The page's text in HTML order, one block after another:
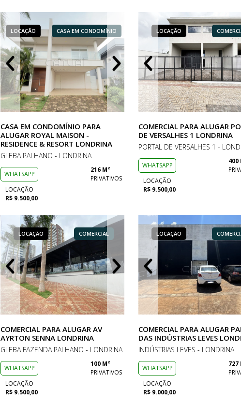
LOCAÇÃO CASA EM CONDOMÍNIO LOCAÇÃO CASA EM
CASA EM CONDOMÍNIO PARA
ALUGAR ROYAL MAISON -
RESIDENCE & RESORT LONDRINA
GLEBA PALHANO - LONDRINA
WHATSAPP
216 M²
PRIVATIVOS
LOCAÇÃO
R$ 9.500,00
LOCAÇÃO COMERCIAL LOCAÇÃO
COMERCIAL PARA ALUGAR
DE VERSALHES 1 LONDRINA
PORTAL DE VERSALHES 1 -
WHATSAPP
400
LOCAÇÃO
R$ 9.500,00
LOCAÇÃO
LOCAÇÃO COMERCIAL LOCAÇÃO COMERCIAL
COMERCIAL PARA ALUGAR AV
AYRTON SENNA LONDRINA
GLEBA FAZENDA PALHANO - LONDRINA
WHATSAPP
100 M²
PRIVATIVOS
LOCAÇÃO
R$ 9.500,00
LOCAÇÃO COMERCIAL LOCAÇÃO
COMERCIAL PARA ALUGAR
DAS INDÚSTRIAS LEVES
INDÚSTRIAS LEVES - LONDRINA
WHATSAPP
727
LOCAÇÃO
R$ 9.000,00
LOCAÇÃO